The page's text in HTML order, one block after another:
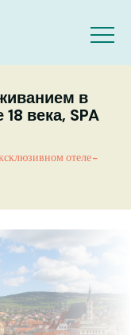
в
века, SPA
отеле-